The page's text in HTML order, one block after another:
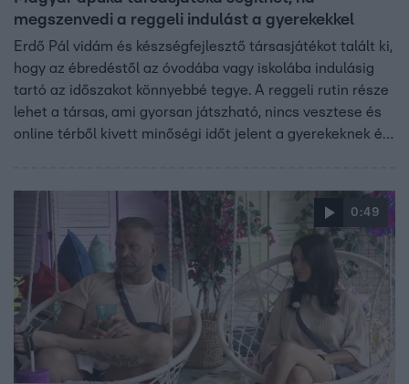
megszenvedi a reggeli indulást a gyerekekkel
Erdő Pál vidám és készségfejlesztő társasjátékot talált ki,
hogy az ébredéstől az óvodába vagy iskolába indulásig
tartó az időszakot könnyebbé tegye. A reggeli rutin része
lehet a társas, ami gyorsan játszható, nincs vesztese és
online térből kivett minőségi időt jelent a gyerekeknek és
reggelek egy kisgyerekkel. A játéka ma már akkora siker,
hogy az óvodákban is imádják.
0:49